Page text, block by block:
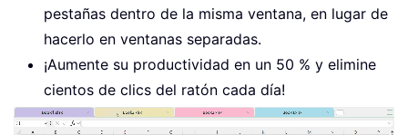
pestañas dentro de la misma ventana, en lugar de
hacerlo en ventanas separadas.
¡Aumente su productividad en un 50 % y elimine
cientos de clics del ratón cada día!